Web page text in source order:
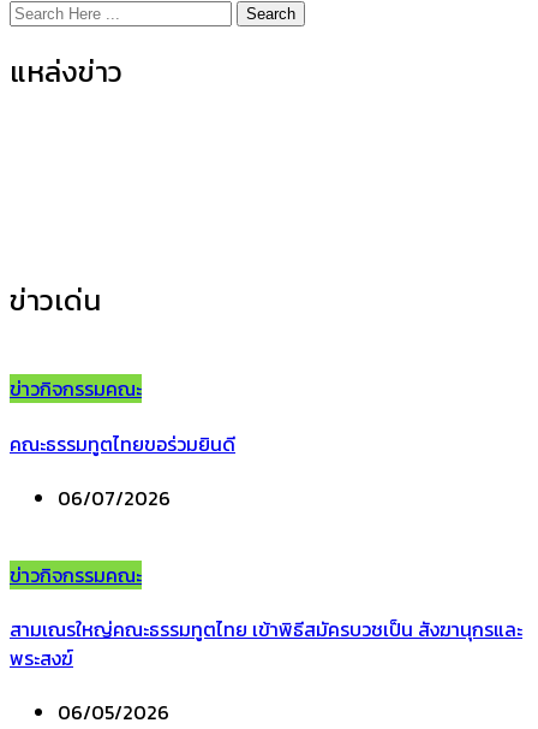
Search
แหล่งข่าว
ข่าวเด่น
ข่าวกิจกรรมคณะ
คณะธรรมทูตไทยขอร่วมยินดี
06/07/2026
ข่าวกิจกรรมคณะ
สามเณรใหญ่คณะธรรมทูตไทย เข้าพิธีสมัครบวชเป็น สังฆานุกรและ
พระสงฆ์
06/05/2026